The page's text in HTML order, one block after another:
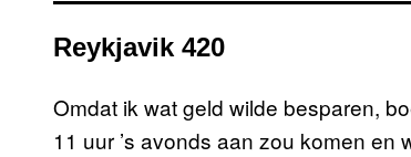
Reykjavik 420
Omdat ik wat geld wilde besparen,
11 uur ’s avonds aan zou komen en